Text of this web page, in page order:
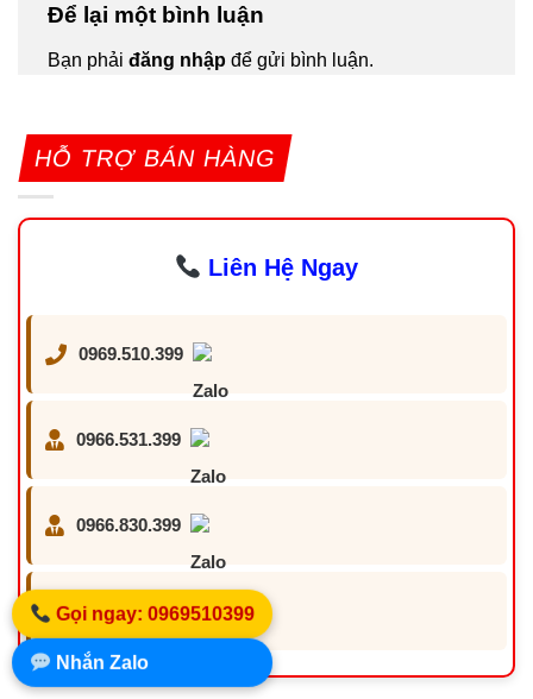
Để lại một bình luận
Bạn phải đăng nhập để gửi bình luận.
HỖ TRỢ BÁN HÀNG
Liên Hệ Ngay
0969.510.399
0966.531.399
0966.830.399
0969.510.399
Gọi ngay: 0969510399
Nhắn Zalo